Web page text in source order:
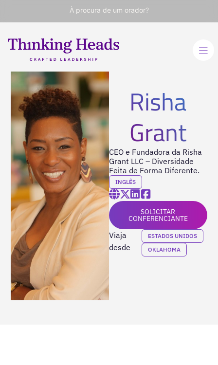
À procura de um orador?
Risha
Grant
CEO e Fundadora da Risha
Grant LLC – Diversidade
Feita de Forma Diferente.
INGLÊS
SOLICITAR
CONFERENCIANTE
Viaja
desde
ESTADOS UNIDOS
OKLAHOMA